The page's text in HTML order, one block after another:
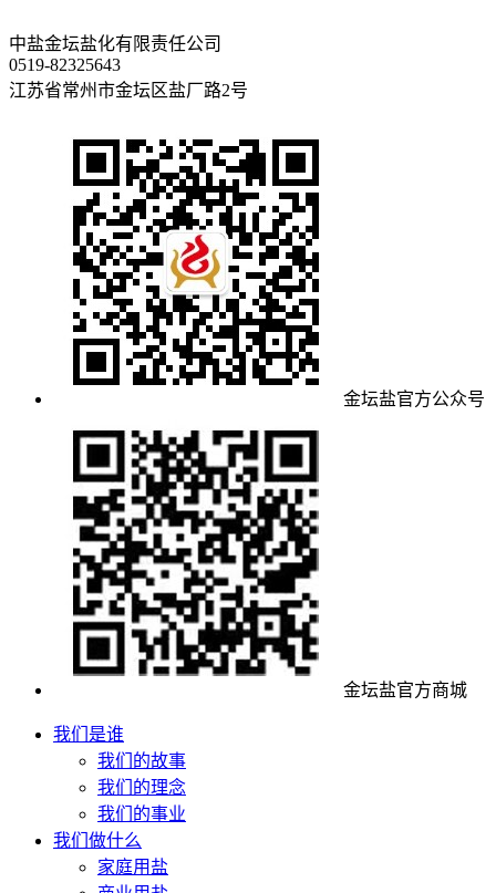
中盐金坛盐化有限责任公司
0519-82325643
江苏省常州市金坛区盐厂路2号
金坛盐官方公众号
金坛盐官方商城
我们是谁
我们的故事
我们的理念
我们的事业
我们做什么
家庭用盐